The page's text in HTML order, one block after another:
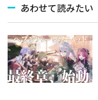
あわせて読みたい